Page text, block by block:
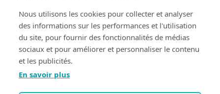
TROUVER UN NOTAIRE
Nous utilisons les cookies pour collecter et analyser
des informations sur les performances et l'utilisation
du site, pour fournir des fonctionnalités de médias
sociaux et pour améliorer et personnaliser le contenu
et les publicités.
En savoir plus